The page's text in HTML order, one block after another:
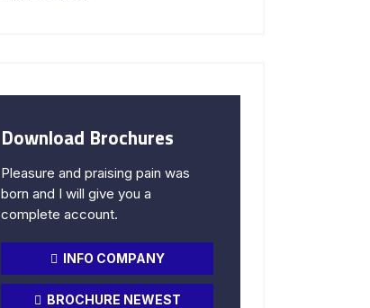
Download Brochures
Pleasure and praising pain was
born and I will give you a
complete account.
INFO COMPANY
BROCHURE NEWEST